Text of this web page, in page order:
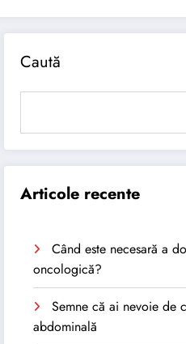
Caută
Articole recente
Când este necesară a
oncologică?
Semne că ai nevoie de
abdominală